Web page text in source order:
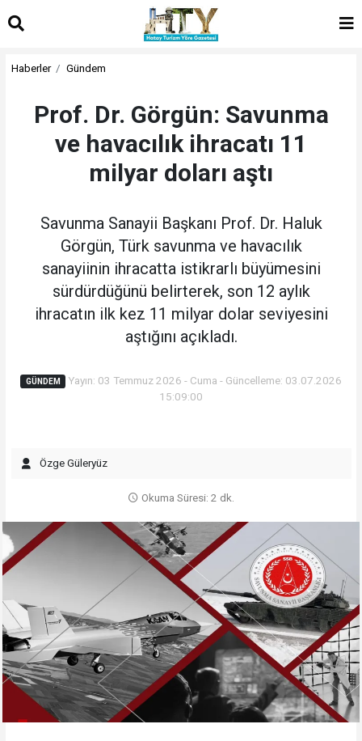
Haberler Gündem
Prof. Dr. Görgün: Savunma
ve havacılık ihracatı 11
milyar doları aştı
Savunma Sanayii Başkanı Prof. Dr. Haluk
Görgün, Türk savunma ve havacılık
sanayiinin ihracatta istikrarlı büyümesini
sürdürdüğünü belirterek, son 12 aylık
ihracatın ilk kez 11 milyar dolar seviyesini
aştığını açıkladı.
GÜNDEM
Yayın: 03 Temmuz 2026 - Cuma - Güncelleme: 03.07.2026
15:09:00
Özge Güleryüz
Okuma Süresi: 2 dk.